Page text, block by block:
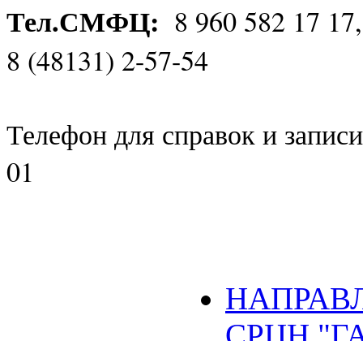
Тел.СМФЦ: 8 960 582 17
8 (48131) 2-57-54
Телефон для справок и
01